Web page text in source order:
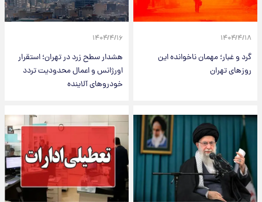
۱۴۰۴/۴/۱۸
گرد و غبار؛ مهمان ناخوانده این
روزهای تهران
۱۴۰۴/۴/۱۶
هشدار سطح زرد در تهران؛ استقرار
اورژانس و اعمال محدودیت تردد
خودروهای آلاینده